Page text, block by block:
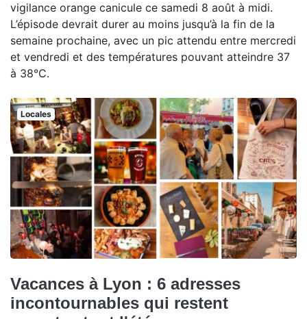
vigilance orange canicule ce samedi 8 août à midi.
L’épisode devrait durer au moins jusqu’à la fin de la
semaine prochaine, avec un pic attendu entre mercredi
et vendredi et des températures pouvant atteindre 37
à 38°C.
Locales
Vacances à Lyon : 6 adresses
incontournables qui restent